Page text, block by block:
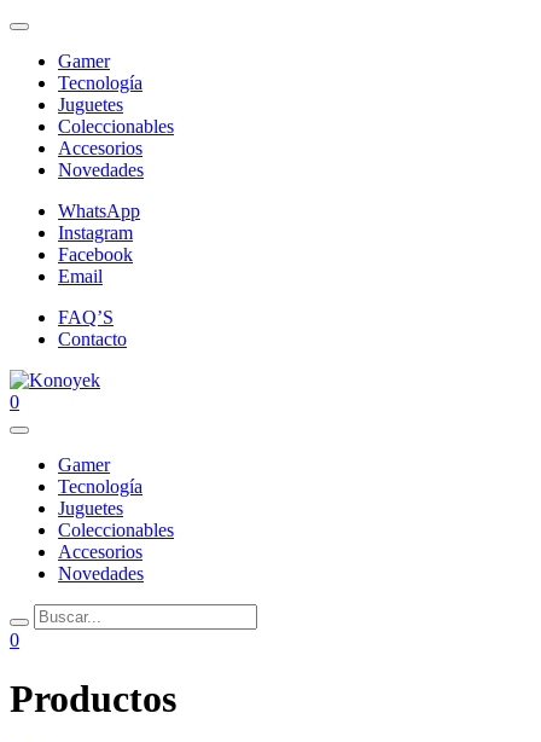
Gamer
Tecnología
Juguetes
Coleccionables
Accesorios
Novedades
WhatsApp
Instagram
Facebook
Email
FAQ’S
Contacto
0
Gamer
Tecnología
Juguetes
Coleccionables
Accesorios
Novedades
0
Productos